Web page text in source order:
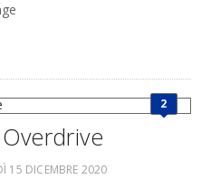
2
15 DICEMBRE 2020